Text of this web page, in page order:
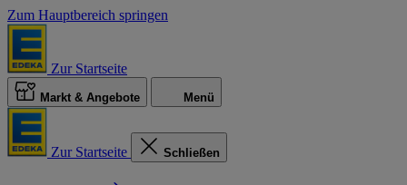
Zum Hauptbereich springen
Zur Startseite
Markt & Angebote Menü
Zur Startseite Schließen